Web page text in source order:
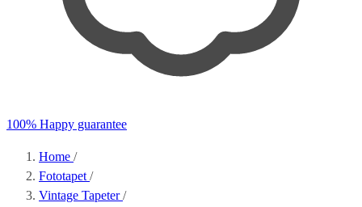
100% Happy guarantee
Home /
Fototapet /
Vintage Tapeter/